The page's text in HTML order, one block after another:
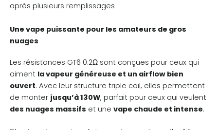
après plusieurs remplissages
Une vape puissante pour les amateurs de gros
nuages
Les résistances GT6 0.2Ω sont conçues pour ceux qui
aiment la vapeur généreuse et un airflow bien
ouvert. Avec leur structure triple coil, elles permettent
de monter jusqu’à 130W, parfait pour ceux qui veulent
des nuages massifs et une vape chaude et intense.